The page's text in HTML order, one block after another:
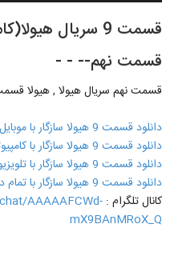
قسمت 9 سریال
قسمت نهم-- - -
قسمت نهم سریال هیولا , هیولا قسمت 9 کامل ، سریال هیولا
دانلود قسمت 9 هیولا سازگار با موبایل
دانلود قسمت 9 هیولا سازگار با کامپیوتر
دانلود قسمت 9 هیولا سازگار با تلویزیون
دانلود قسمت 9 هیولا سازگار با تمام دستگاه ها
کانال تلگرام : AAAAAFCWd-
mX9BAnMRoX_Q